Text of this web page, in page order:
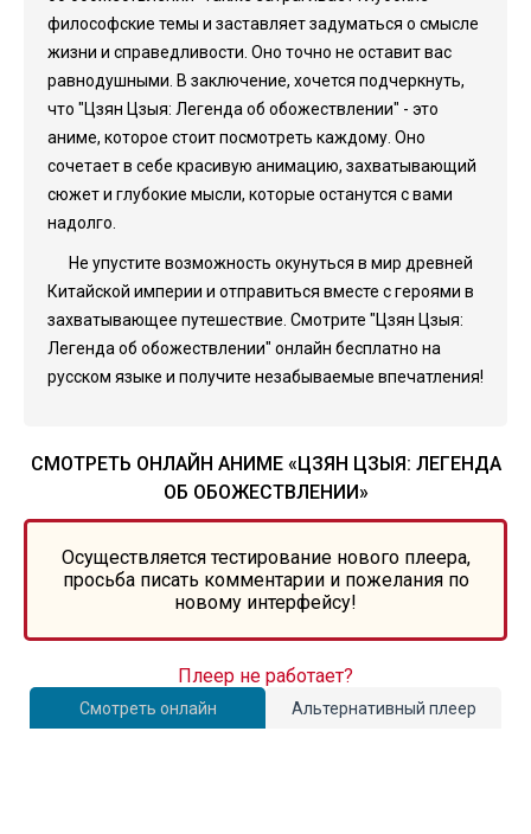
философские темы и заставляет задуматься о смысле
жизни и справедливости. Оно точно не оставит вас
равнодушными. В заключение, хочется подчеркнуть,
что "Цзян Цзыя: Легенда об обожествлении" - это
аниме, которое стоит посмотреть каждому. Оно
сочетает в себе красивую анимацию, захватывающий
сюжет и глубокие мысли, которые останутся с вами
надолго.
Не упустите возможность окунуться в мир древней
Китайской империи и отправиться вместе с героями в
захватывающее путешествие. Смотрите "Цзян Цзыя:
Легенда об обожествлении" онлайн бесплатно на
русском языке и получите незабываемые впечатления!
СМОТРЕТЬ ОНЛАЙН АНИМЕ «ЦЗЯН ЦЗЫЯ: ЛЕГЕНДА
ОБ ОБОЖЕСТВЛЕНИИ»
Осуществляется тестирование нового плеера,
просьба писать комментарии и пожелания по
новому интерфейсу!
Смотреть онлайн Альтернативный плеер
Плеер не работает?